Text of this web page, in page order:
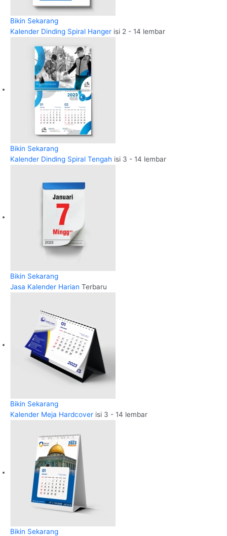
Bikin Sekarang
Kalender Dinding Spiral Hanger isi 2 - 14 lembar
Bikin Sekarang
Kalender Dinding Spiral Tengah isi 3 - 14 lembar
Bikin Sekarang
Jasa Kalender Harian Terbaru
Bikin Sekarang
Kalender Meja Hardcover isi 3 - 14 lembar
Bikin Sekarang